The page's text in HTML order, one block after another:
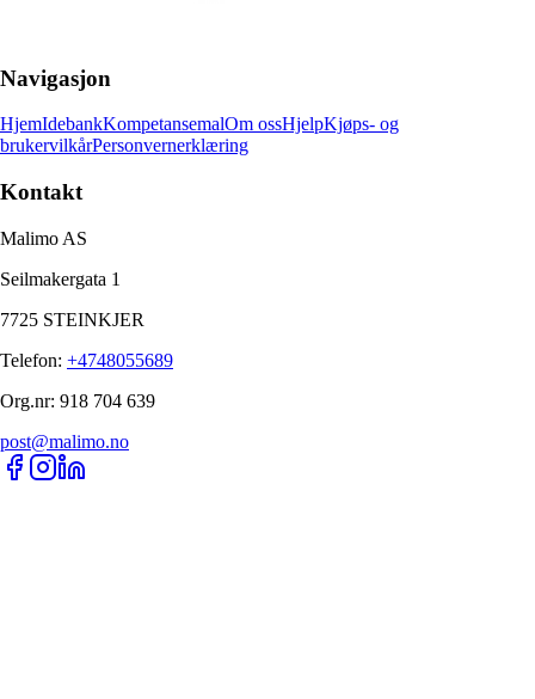
Navigasjon
HjemIdebankKompetansemalOm ossHjelpKjøps- og
brukervilkårPersonvernerklæring
Kontakt
Malimo AS
Seilmakergata 1
7725 STEINKJER
Telefon: +4748055689
Org.nr: 918 704 639
post@malimo.no